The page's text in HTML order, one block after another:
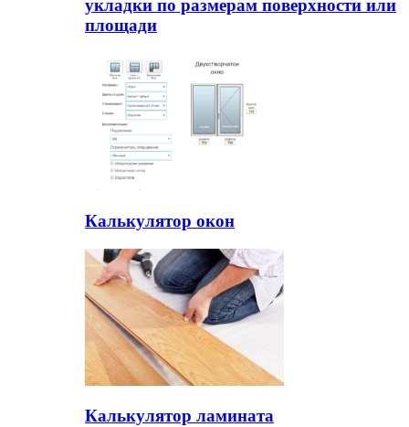
укладки по размерам поверхности или
площади
Калькулятор окон
Калькулятор ламината